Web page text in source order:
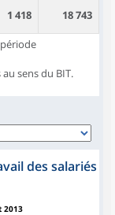
1 418 18 743
sens du BIT.
des salariés
2013